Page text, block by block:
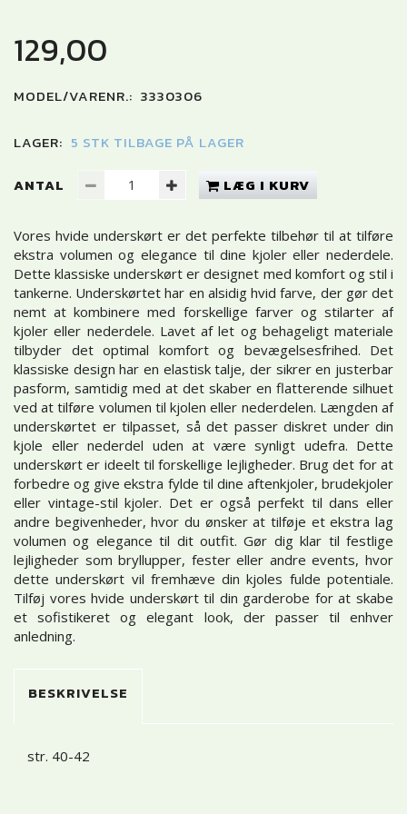
129,00
MODEL/VARENR.: 3330306
LAGER: 5 STK TILBAGE PÅ LAGER
ANTAL LÆG I KURV
Vores hvide underskørt er det perfekte tilbehør til at tilføre
ekstra volumen og elegance til dine kjoler eller nederdele.
Dette klassiske underskørt er designet med komfort og stil i
tankerne. Underskørtet har en alsidig hvid farve, der gør det
nemt at kombinere med forskellige farver og stilarter af
kjoler eller nederdele. Lavet af let og behageligt materiale
tilbyder det optimal komfort og bevægelsesfrihed. Det
klassiske design har en elastisk talje, der sikrer en justerbar
pasform, samtidig med at det skaber en flatterende silhuet
ved at tilføre volumen til kjolen eller nederdelen. Længden af
underskørtet er tilpasset, så det passer diskret under din
kjole eller nederdel uden at være synligt udefra. Dette
underskørt er ideelt til forskellige lejligheder. Brug det for at
forbedre og give ekstra fylde til dine aftenkjoler, brudekjoler
eller vintage-stil kjoler. Det er også perfekt til dans eller
andre begivenheder, hvor du ønsker at tilføje et ekstra lag
volumen og elegance til dit outfit. Gør dig klar til festlige
lejligheder som bryllupper, fester eller andre events, hvor
dette underskørt vil fremhæve din kjoles fulde potentiale.
Tilføj vores hvide underskørt til din garderobe for at skabe
et sofistikeret og elegant look, der passer til enhver
anledning.
BESKRIVELSE
str. 40-42